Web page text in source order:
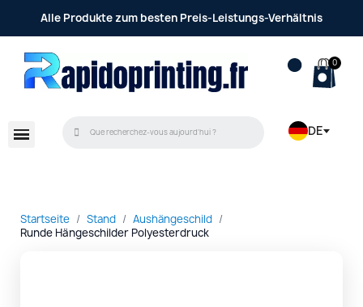
Alle Produkte zum besten Preis-Leistungs-Verhältnis
DE
Startseite Stand
Aushängeschild
Runde Hängeschilder Polyesterdruck